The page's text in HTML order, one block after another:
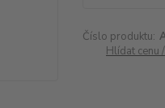
Číslo produktu:
Hlídat cenu